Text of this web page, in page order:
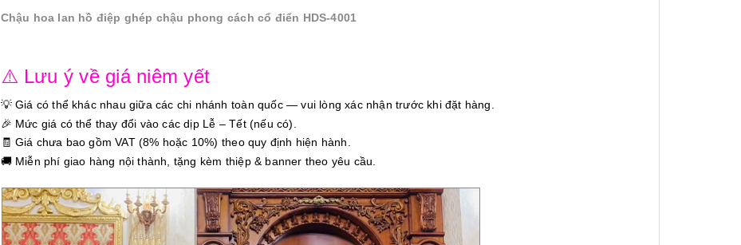
Chậu hoa lan hồ điệp ghép chậu phong cách cổ điển HDS-4001
⚠️ Lưu ý về giá niêm yết
💡 Giá có thể khác nhau giữa các chi nhánh toàn quốc — vui lòng xác nhận trước khi đặt hàng.
🎉 Mức giá có thể thay đổi vào các dịp Lễ – Tết (nếu có).
🧾 Giá chưa bao gồm VAT (8% hoặc 10%) theo quy định hiện hành.
🚚 Miễn phí giao hàng nội thành, tặng kèm thiệp & banner theo yêu cầu.